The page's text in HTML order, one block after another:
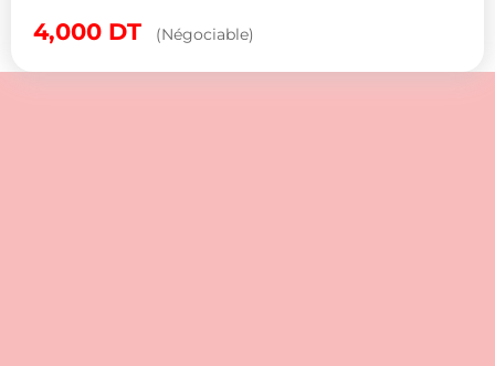
4,000 DT (Négociable)